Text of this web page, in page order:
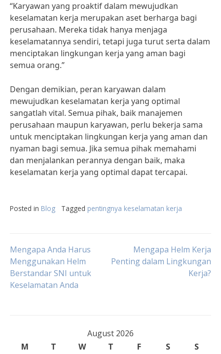
“Karyawan yang proaktif dalam mewujudkan
keselamatan kerja merupakan aset berharga bagi
perusahaan. Mereka tidak hanya menjaga
keselamatannya sendiri, tetapi juga turut serta dalam
menciptakan lingkungan kerja yang aman bagi
semua orang.”
Dengan demikian, peran karyawan dalam
mewujudkan keselamatan kerja yang optimal
sangatlah vital. Semua pihak, baik manajemen
perusahaan maupun karyawan, perlu bekerja sama
untuk menciptakan lingkungan kerja yang aman dan
nyaman bagi semua. Jika semua pihak memahami
dan menjalankan perannya dengan baik, maka
keselamatan kerja yang optimal dapat tercapai.
Posted in Blog Tagged pentingnya keselamatan kerja
Post
navigation
Mengapa Anda Harus
Menggunakan Helm
Berstandar SNI untuk
Keselamatan Anda
Mengapa Helm Kerja
Penting dalam Lingkungan
Kerja?
August 2026
M
T W T F S
S